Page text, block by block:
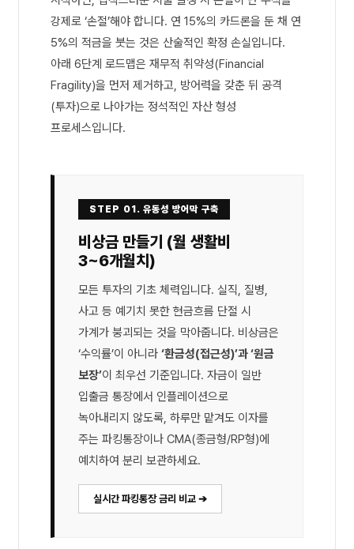
강제로 ‘손절’해야 합니다. 연 15%의 카드론을 둔 채 연
5%의 적금을 붓는 것은 산술적인 확정 손실입니다.
아래 6단계 로드맵은 재무적 취약성(Financial
Fragility)을 먼저 제거하고, 방어력을 갖춘 뒤 공격
(투자)으로 나아가는 정석적인 자산 형성
프로세스입니다.
STEP 01. 유동성 방어막 구축
비상금 만들기 (월 생활비
3~6개월치)
모든 투자의 기초 체력입니다. 실직, 질병,
사고 등 예기치 못한 현금흐름 단절 시
가계가 붕괴되는 것을 막아줍니다. 비상금은
‘수익률’이 아니라 ‘환금성(접근성)’과 ‘원금
보장’이 최우선 기준입니다. 자금이 일반
입출금 통장에서 인플레이션으로
녹아내리지 않도록, 하루만 맡겨도 이자를
주는 파킹통장이나 CMA(종금형/RP형)에
예치하여 분리 보관하세요.
실시간 파킹통장 금리 비교 ➔